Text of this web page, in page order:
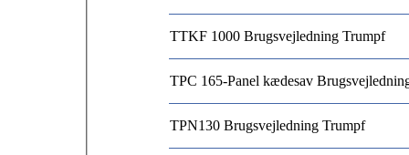
TTKF 1000 Brugsvejledning Trumpf
TPC 165-Panel kædesav
TPN130 Brugsvejledning Trumpf